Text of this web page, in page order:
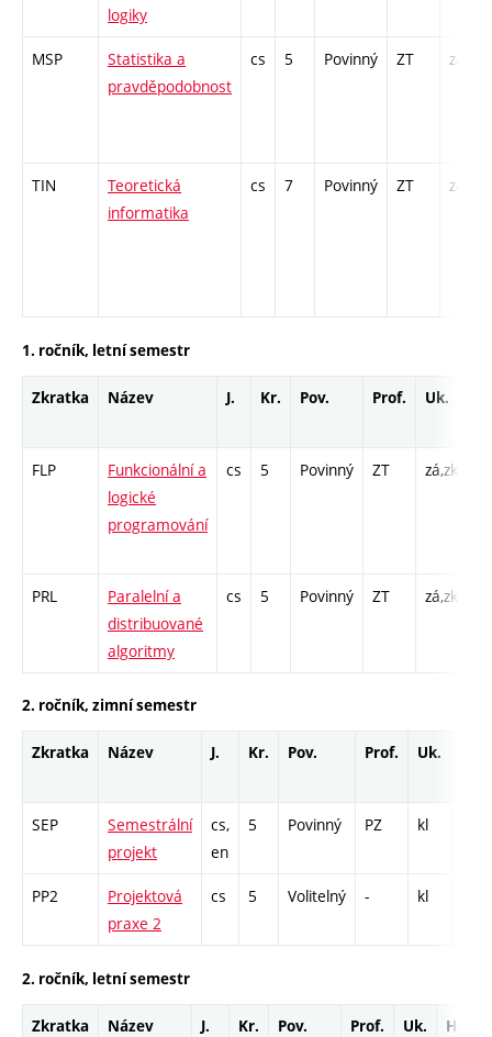
logiky
MSP
Statistika a
pravděpodobnost
cs 5 Povinný ZT zá,zk
TIN
Teoretická
informatika
cs 7 Povinný ZT zá,zk
1. ročník, letní semestr
Zkratka Název J. Kr. Pov. Prof. Uk.
FLP
Funkcionální a
logické
programování
cs 5 Povinný ZT zá,zk
PRL
Paralelní a
distribuované
algoritmy
cs 5 Povinný ZT zá,zk
2. ročník, zimní semestr
Zkratka Název J. Kr. Pov. Prof. Uk.
SEP
Semestrální
projekt
cs,
en
5 Povinný PZ kl
PP2
Projektová
praxe 2
cs 5 Volitelný - kl
2. ročník, letní semestr
Zkratka Název J. Kr. Pov. Prof. Uk.
Hod.